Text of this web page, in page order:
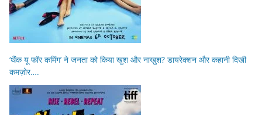
‘थैंक यू फॉर कमिंग’ ने जनता को किया खुश और नाखुश? डायरेक्शन और कहानी दिखी
कमज़ोर….